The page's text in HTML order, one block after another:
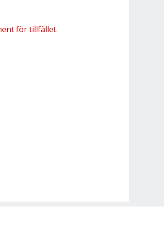
för tillfället.